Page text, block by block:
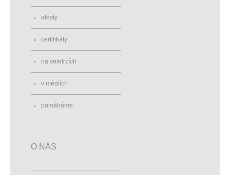
atesty
certifikáty
na veletrzích
v médiích
pomáháme
O NÁS